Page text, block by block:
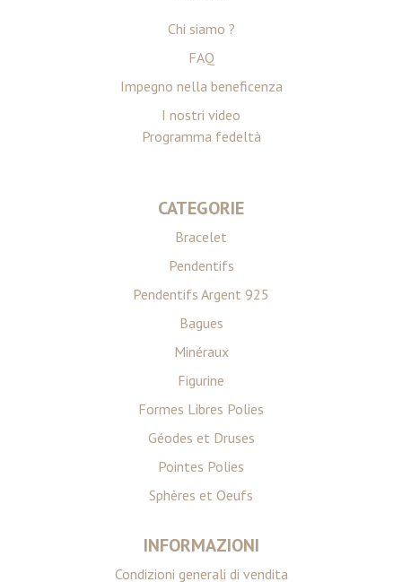
Chi siamo ?
FAQ
Impegno nella beneficenza
I nostri video
Programma fedeltà
CATEGORIE
Bracelet
Pendentifs
Pendentifs Argent 925
Bagues
Minéraux
Figurine
Formes Libres Polies
Géodes et Druses
Pointes Polies
Sphères et Oeufs
INFORMAZIONI
Condizioni generali di vendita